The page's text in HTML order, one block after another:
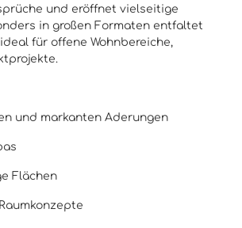
und eröffnet vielseitige
in großen Formaten entfaltet
für offene Wohnbereiche,
und markanten Aderungen
Flächen